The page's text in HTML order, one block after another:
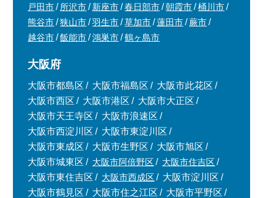
戸田市 所沢市 新座市 春日部市 朝霞市
桶川市
熊谷市
狭山市 羽生市 草加市 蓮田市
蕨市
越谷市
飯能市 鴻巣市 鶴ヶ島市
大阪府
大阪市都島区 大阪市福島区
大阪市此花区
大阪市西区
大阪市港区
大阪市大正区
大阪市天王寺区
大阪市浪速区
大阪市西淀川区
大阪市東淀川区
大阪市東成区
大阪市生野区
大阪市旭区
大阪市城東区
大阪市阿倍野区
大阪市住吉区
大阪市東住吉区
大阪市西成区
大阪市淀川区
大阪市鶴見区
大阪市住之江区
大阪市平野区